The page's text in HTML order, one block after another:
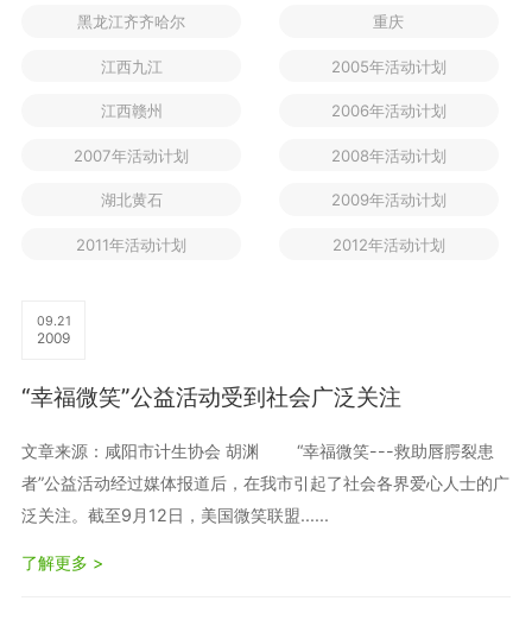
黑龙江齐齐哈尔 重庆
江西九江 2005年活动计划
江西赣州 2006年活动计划
2007年活动计划 2008年活动计划
湖北黄石 2009年活动计划
2011年活动计划 2012年活动计划
09.21
2009
“幸福微笑”公益活动受到社会广泛关注
文章来源：咸阳市计生协会 胡渊 “幸福微笑---救助唇腭裂患
者”公益活动经过媒体报道后，在我市引起了社会各界爱心人士的广
泛关注。截至9月12日，美国微笑联盟......
了解更多 >